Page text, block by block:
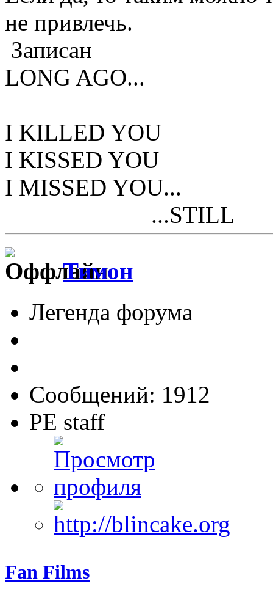
не привлечь.
Записан
LONG AGO...
I KILLED YOU
I KISSED YOU
I MISSED YOU...
...STILL
Тимон
Легенда форума
Сообщений: 1912
PE staff
Fan Films